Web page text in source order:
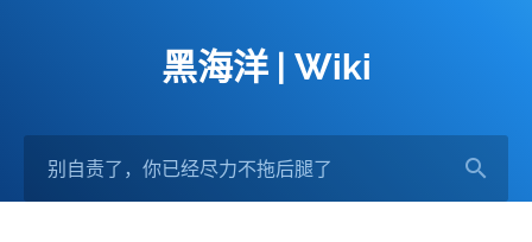
黑海洋 | Wiki